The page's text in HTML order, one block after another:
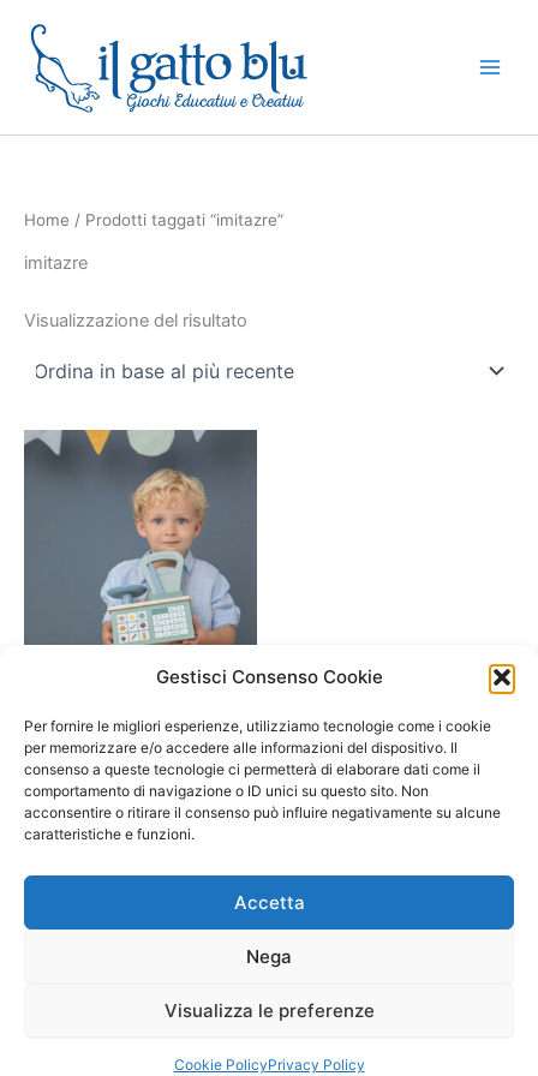
Gestisci Consenso Cookie
Per fornire le migliori esperienze, utilizziamo tecnologie come i cookie
per memorizzare e/o accedere alle informazioni del dispositivo. Il
consenso a queste tecnologie ci permetterà di elaborare dati come il
comportamento di navigazione o ID unici su questo sito. Non
acconsentire o ritirare il consenso può influire negativamente su alcune
caratteristiche e funzioni.
Accetta
Nega
Visualizza le preferenze
Cookie PolicyPrivacy Policy
contenuto
Home / Prodotti taggati “imitazre”
imitazre
Visualizzazione del risultato
Bilancia in legno- color
pastello- Little Dutch
24,70€
Aggiungi al carrello
Copyright © 2026 Il Gatto Blu Giochi educativi Montessori e